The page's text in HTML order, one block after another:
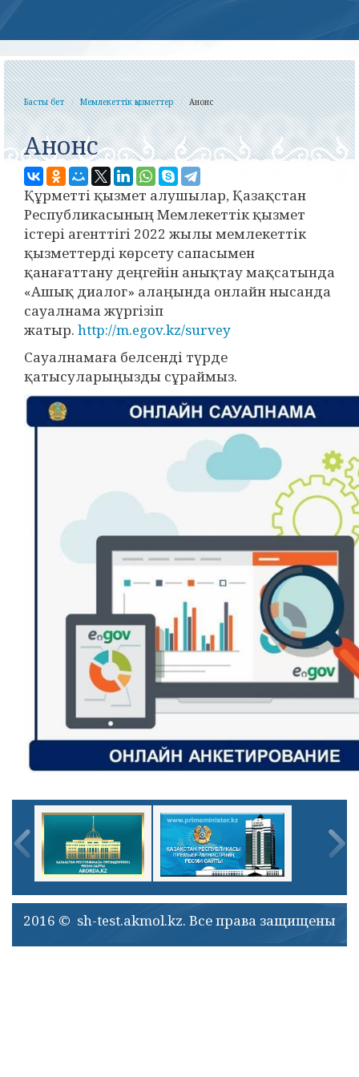
Басты бет Мемлекеттік қызметтер Анонс
Анонс
Құрметті қызмет алушылар, Қазақстан
Республикасының Мемлекеттік қызмет
істері агенттігі 2022 жылы мемлекеттік
қызметтерді көрсету сапасымен
қанағаттану деңгейін анықтау мақсатында
«Ашық диалог» алаңында онлайн нысанда
сауалнама жүргізіп
жатыр. http://m.egov.kz/survey
Сауалнамаға белсенді түрде
қатысуларыңызды сұраймыз.
2016 © sh-test.akmol.kz. Все права защищены